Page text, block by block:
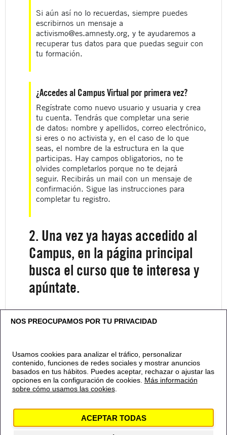
NOS PREOCUPAMOS POR TU PRIVACIDAD
Usamos cookies para analizar el tráfico, personalizar
contenido, funciones de redes sociales y mostrar anuncios
basados en tus hábitos. Puedes aceptar, rechazar o ajustar las
opciones en la configuración de cookies. Más información
sobre cómo usamos las cookies.
ACEPTAR TODAS
Si aún así no lo recuerdas, siempre puedes
escribirnos un mensaje a
activismo@es.amnesty.org, y te ayudaremos a
recuperar tus datos para que puedas seguir con
tu formación.
¿Accedes al Campus Virtual por primera vez?
Regístrate como nuevo usuario y usuaria y crea
tu cuenta. Tendrás que completar una serie
de datos: nombre y apellidos, correo electrónico,
si eres o no activista y, en el caso de lo que
seas, el nombre de la estructura en la que
participas. Hay campos obligatorios, no te
olvides completarlos porque no te dejará
seguir. Recibirás un mail con un mensaje de
confirmación. Sigue las instrucciones para
completar tu registro.
2. Una vez ya hayas accedido al
Campus, en la página principal
busca el curso que te interesa y
apúntate.
Contacto Política de privacidad
cookies
Aviso Legal Canal Ético
© 2024 Amnistía Internacional España